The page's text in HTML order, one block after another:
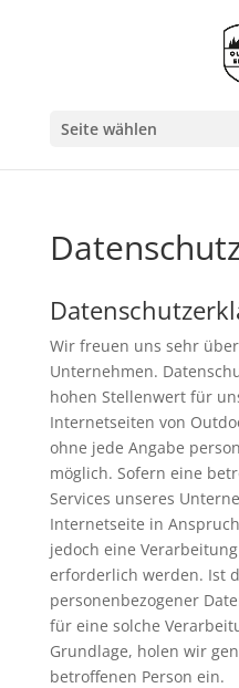
Seite wählen
Wir freuen uns sehr
Unternehmen.
hohen Stellenwert für
Internetseiten von
ohne jede Angabe
möglich. Sofern eine
Services unseres
Internetseite in
jedoch eine
erforderlich werden. Ist
personenbezogener
für eine solche
Grundlage, holen wir
betroffenen Person ein.